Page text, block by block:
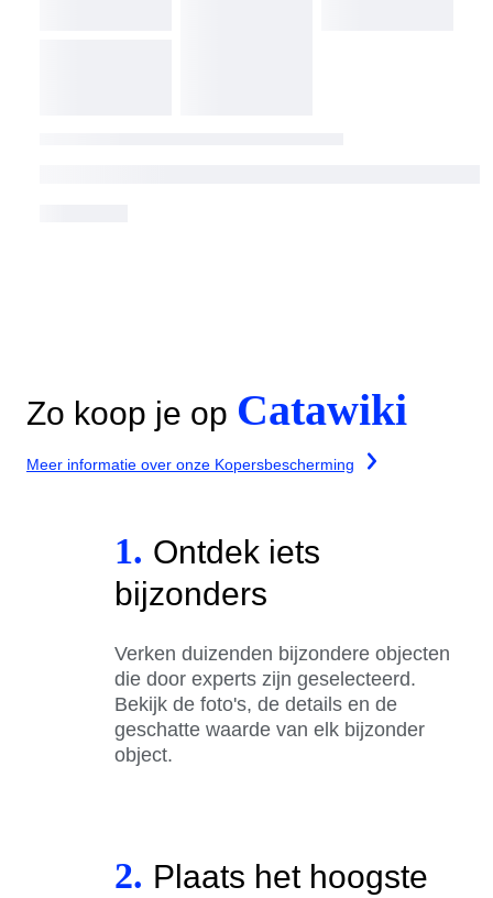
Zo koop je op Catawiki
Meer informatie over onze Kopersbescherming
1. Ontdek iets
bijzonders
Verken duizenden bijzondere objecten
die door experts zijn geselecteerd.
Bekijk de foto's, de details en de
geschatte waarde van elk bijzonder
object.
2. Plaats het hoogste